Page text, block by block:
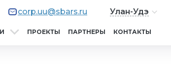
corp.uu@sbars.ru Улан-Удэ
ПРОЕКТЫ ПАРТНЕРЫ КОНТАКТЫ